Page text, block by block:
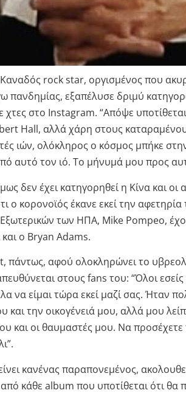
rock star, οργισμένος που
πανδημίας, εξαπέλυσε δριμύ
στο Instagram. “Απόψε
Hall, αλλά χάρη στους
ιών, ολόκληρος ο κόσμος μπήκε
αυτό τον ιό. Το μήνυμά μου προς
δεν έχει κατηγορηθεί η Κίνα και
ο κορονοϊός έκανε εκεί την
των ΗΠΑ, Mike Pompeo,
και ο Bryan Adams.
πάντως, αφού ολοκληρώνει το
στους fans του: “Όλοι
να είμαι τώρα εκεί μαζί σας. Ήταν
και την οικογένειά μου, αλλά μου
και οι θαυμαστές μου. Να
κανένας παραπονεμένος,
κάθε album που υποτίθεται ότι θα